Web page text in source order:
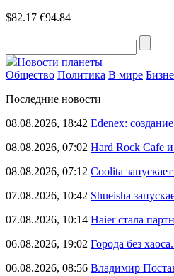
$82.17 €94.84
Новости планеты
Общество Политика В мире
Последние новости
08.08.2026, 18:42 Edenex:
08.08.2026, 07:02 Hard Rock Cafe
08.08.2026, 07:12 Coolita
07.08.2026, 10:42 Shueisha
07.08.2026, 10:14 Haier стала
06.08.2026, 19:02 Города без
06.08.2026, 08:56 Владимир